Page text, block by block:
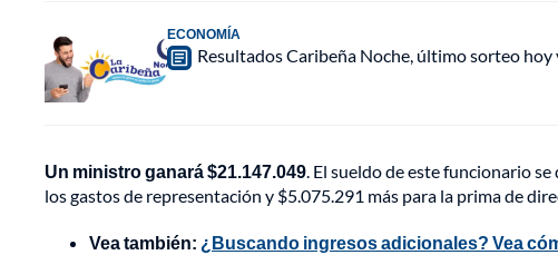
ECONOMÍA
Resultados Caribeña Noche, último sorteo
Un ministro ganará $21.147.049. El sueldo de este funcionario
los gastos de representación y $5.075.291 más para la prima de
Vea también: ¿Buscando ingresos adicionales? Vea